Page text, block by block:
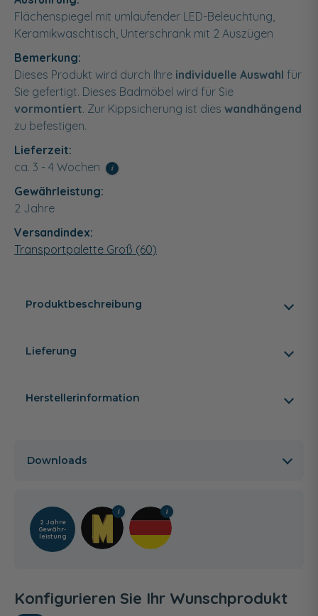
Flächenspiegel mit umlaufender LED-Beleuchtung,
Keramikwaschtisch, Unterschrank mit 2 Auszügen
Bemerkung:
Dieses Produkt wird durch Ihre individuelle Auswahl für
Sie gefertigt. Dieses Badmöbel wird für Sie
vormontiert. Zur Kippsicherung ist dies wandhängend
zu befestigen.
Lieferzeit:
ca. 3 - 4 Wochen
i
Gewährleistung:
2 Jahre
Versandindex:
Transportpalette Groß (60)
Produktbeschreibung
Lieferung
Herstellerinformation
Downloads
2 Jahre
Gewähr­
leistung
Konfigurieren Sie Ihr Wunschprodukt